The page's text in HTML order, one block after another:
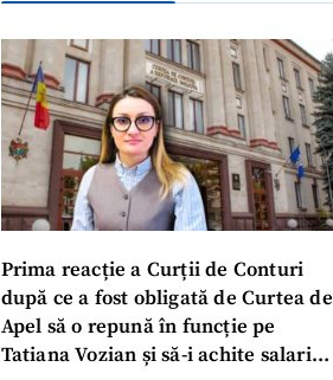
Prima reacție a Curții de Conturi
după ce a fost obligată de Curtea de
Apel să o repună în funcție pe
Tatiana Vozian și să-i achite salariul